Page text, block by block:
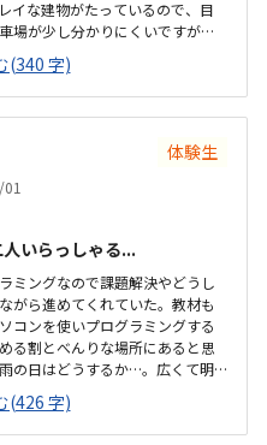
イな建物がたっているので、目
場が少し分かりにくいですが、
教室内も清潔感があり、リラッ
もう少し安いとありがたいです
安価だと思います。自分が作っ
す。内容は子供が興味を持つよ
教室だと思いました。
(340 字)
体験生
いらっしゃる...
ミングなので課題解決やどうし
がら進めてくれていた。教材も
コンを使いプログラミングする
る割とべんりな場所にあると思
の日はどうするか…。広くて明
いるようなので広すぎるくら
。時間と料金の提示が曖昧な所
次回はその2コマは飛ばして次の
(426 字)